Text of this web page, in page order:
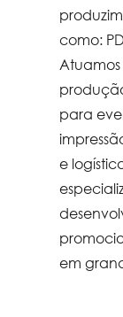
como:
para
e
em